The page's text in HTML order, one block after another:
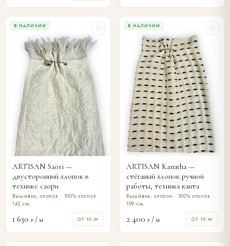
В НАЛИЧИИ ♡
ARTISAN Saori —
двусторонний хлопок в
технике саори
Вышивка, хлопок · 100% хлопок ·
142 см.
1 630 ₽ / м ОТ 10 М
В НАЛИЧИИ ♡
ARTISAN Kanatha —
стёганый хлопок ручной
работы, техника канта
Вышивка, хлопок · 100% хлопок ·
109 см.
2 400 ₽ / м ОТ 10 М